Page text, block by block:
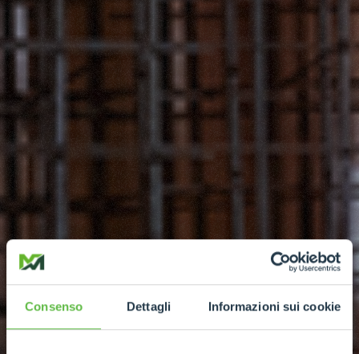
Consenso Dettagli Informazioni sui cookie